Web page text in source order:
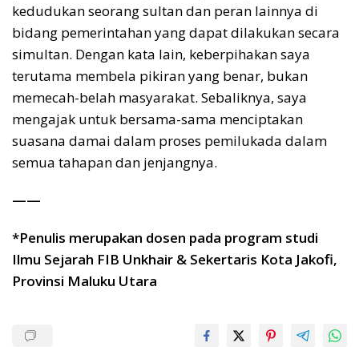
kedudukan seorang sultan dan peran lainnya di
bidang pemerintahan yang dapat dilakukan secara
simultan. Dengan kata lain, keberpihakan saya
terutama membela pikiran yang benar, bukan
memecah-belah masyarakat. Sebaliknya, saya
mengajak untuk bersama-sama menciptakan
suasana damai dalam proses pemilukada dalam
semua tahapan dan jenjangnya.
——
*Penulis merupakan dosen pada program studi
Ilmu Sejarah FIB Unkhair & Sekertaris Kota Jakofi,
Provinsi Maluku Utara